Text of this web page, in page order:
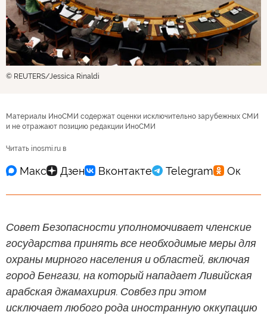
© REUTERS/Jessica Rinaldi
Материалы ИноСМИ содержат оценки исключительно зарубежных СМИ
и не отражают позицию редакции ИноСМИ
Читать inosmi.ru в
Совет Безопасности уполномочивает членские
государства принять все необходимые меры для
охраны мирного населения и областей, включая
город Бенгази, на который нападает Ливийская
арабская джамахирия. Совбез при этом
исключает любого рода иностранную оккупацию